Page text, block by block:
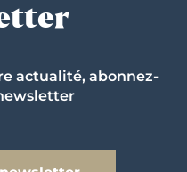
actualité, abonnez-